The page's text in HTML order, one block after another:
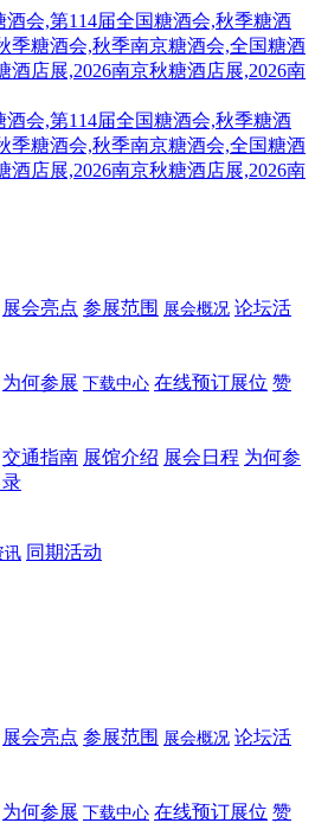
展会亮点 参展范围 展会概况 论坛活
为何参展 下载中心 在线预订展位 赞
交通指南 展馆介绍 展会日程 为何参
讯 同期活动
展会亮点 参展范围 展会概况 论坛活
为何参展 下载中心 在线预订展位 赞